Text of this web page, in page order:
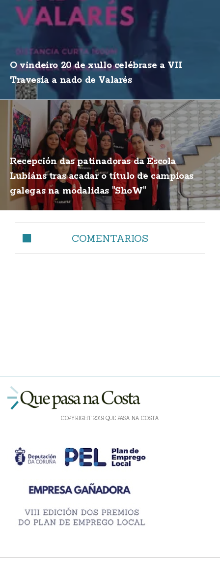
O vindeiro 20 de xullo celébrase a VII
Travesía a nado de Valarés
Recepción das patinadoras da Escola
Lubiáns tras acadar o título de campioas
galegas na modalidas "ShoW"
COMENTARIOS
COPYRIGHT 2019 QUE PASA NA COSTA